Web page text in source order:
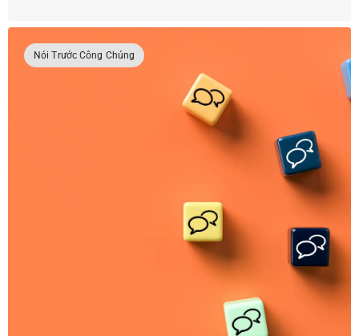
Nói Trước Công Chúng